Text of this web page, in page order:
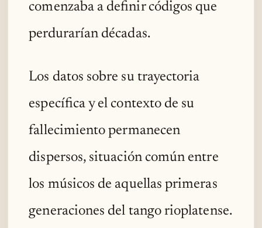
comenzaba a definir códigos que
perdurarían décadas.
Los datos sobre su trayectoria
específica y el contexto de su
fallecimiento permanecen
dispersos, situación común entre
los músicos de aquellas primeras
generaciones del tango rioplatense.